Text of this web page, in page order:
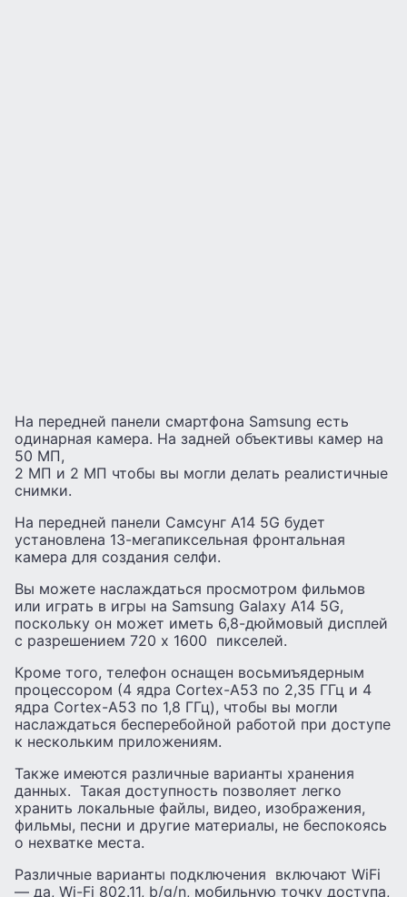
На передней панели смартфона Samsung есть
одинарная камера. На задней объективы камер на
50 МП,
2 МП и 2 МП чтобы вы могли делать реалистичные
снимки.
На передней панели Самсунг А14 5G будет
установлена ​​13-мегапиксельная фронтальная
камера для создания селфи.
Вы можете наслаждаться просмотром фильмов
или играть в игры на Samsung Galaxy A14 5G,
поскольку он может иметь 6,8-дюймовый дисплей
с разрешением 720 x 1600 пикселей.
Кроме того, телефон оснащен восьмиъядерным
процессором (4 ядра Cortex-A53 по 2,35 ГГц и 4
ядра Cortex-A53 по 1,8 ГГц), чтобы вы могли
наслаждаться бесперебойной работой при доступе
к нескольким приложениям.
Также имеются различные варианты хранения
данных. Такая доступность позволяет легко
хранить локальные файлы, видео, изображения,
фильмы, песни и другие материалы, не беспокоясь
о нехватке места.
Различные варианты подключения включают WiFi
— да, Wi-Fi 802.11, b/g/n, мобильную точку доступа,